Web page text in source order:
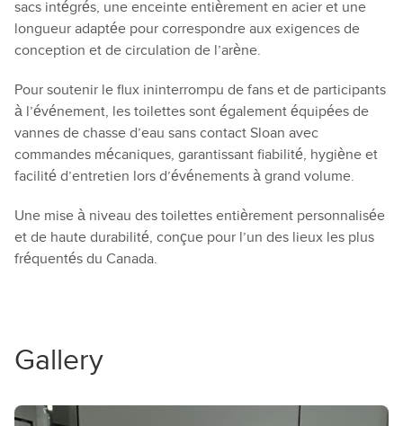
sacs intégrés, une enceinte entièrement en acier et une
longueur adaptée pour correspondre aux exigences de
conception et de circulation de l’arène.
Pour soutenir le flux ininterrompu de fans et de participants
à l’événement, les toilettes sont également équipées de
vannes de chasse d’eau sans contact Sloan avec
commandes mécaniques, garantissant fiabilité, hygiène et
facilité d’entretien lors d’événements à grand volume.
Une mise à niveau des toilettes entièrement personnalisée
et de haute durabilité, conçue pour l’un des lieux les plus
fréquentés du Canada.
Gallery